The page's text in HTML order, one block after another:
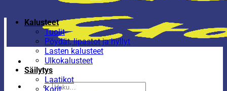
Etsi:
Kalusteet
Tuolit
Pöydät, lipastot ja hyllyt
Lasten kalusteet
Ulkokalusteet
Säilytys
Laatikot